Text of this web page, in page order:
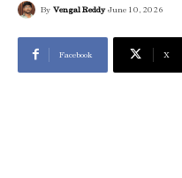
By Vengal Reddy June 10, 2026
Facebook X